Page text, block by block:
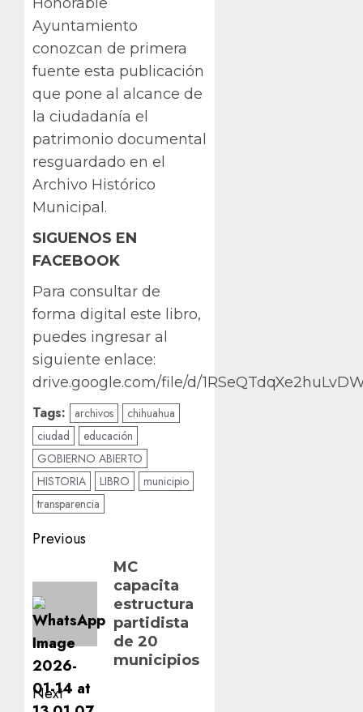
Ayuntamiento
conozcan de primera
fuente esta publicación
que pone al alcance de
la ciudadanía el
patrimonio documental
resguardado en el
Archivo Histórico
Municipal.
SIGUENOS EN
FACEBOOK
Para consultar de
forma digital este libro,
puedes ingresar al
siguiente enlace:
drive.google.com/file/d/
Tags: archivos
chihuahua
ciudad
educación
GOBIERNO ABIERTO
HISTORIA
LIBRO
municipio
transparencia
Post
navigation
Previous
post:
MC
capacita
estructura
partidista
de 20
municipios
Next